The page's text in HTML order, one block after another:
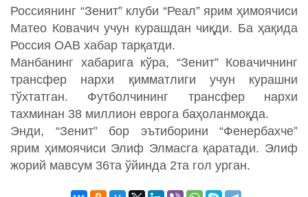
Россиянинг “Зенит” клуби “Реал” ярим ҳимоячиси
Матео Ковачич учун курашдан чиқди. Ба ҳақида
Россия ОАВ хабар тарқатди.
Манбанинг хабарига кўра, “Зенит” Ковачичнинг
трансфер нархи қимматлиги учун курашни
тўхтатган. Футболчининг трансфер нархи
тахминан 38 миллион еврога баҳоланмоқда.
Энди, “Зенит” бор эътиборини “Фенербахче”
ярим ҳимоячиси Элиф Элмасга қаратади. Элиф
жорий мавсум 36та ўйинда 2та гол урган.